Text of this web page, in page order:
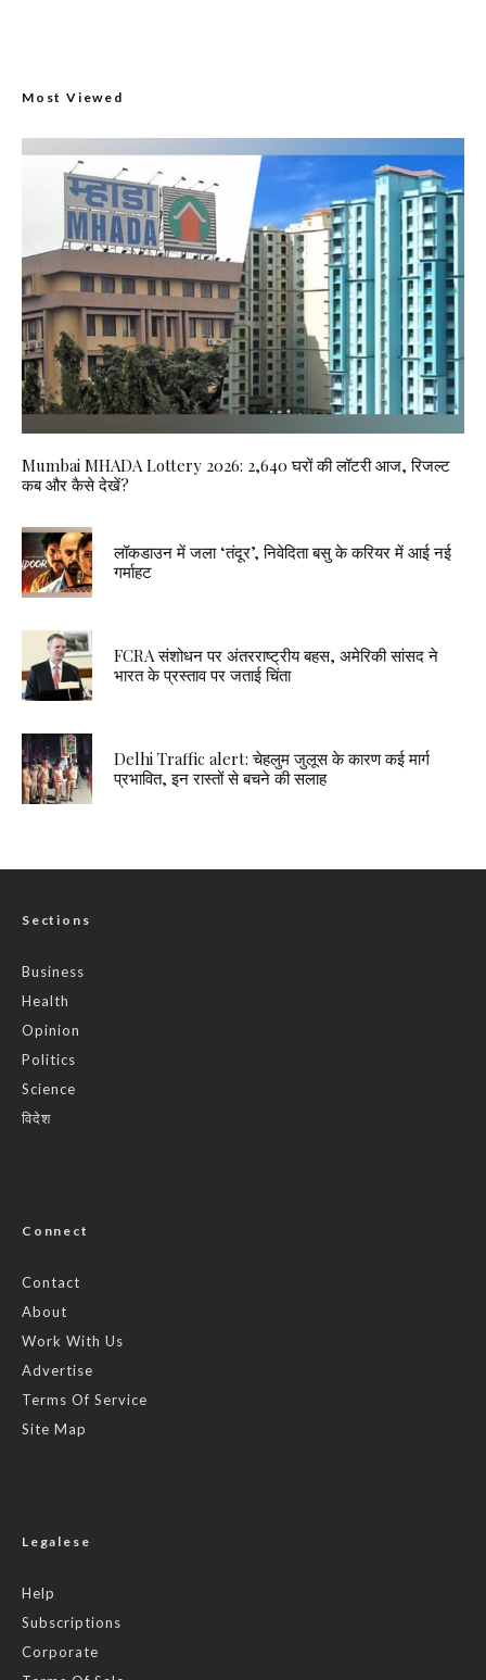
Most Viewed
Mumbai MHADA Lottery 2026: 2,640 घरों की लॉटरी आज, रिजल्ट
कब और कैसे देखें?
लॉकडाउन में जला ‘तंदूर’, निवेदिता बसु के करियर में आई नई
गर्माहट
FCRA संशोधन पर अंतरराष्ट्रीय बहस, अमेरिकी सांसद ने
भारत के प्रस्ताव पर जताई चिंता
Delhi Traffic alert: चेहलुम जुलूस के कारण कई मार्ग
प्रभावित, इन रास्तों से बचने की सलाह
Sections
Business
Health
Opinion
Politics
Science
विदेश
Connect
Contact
About
Work With Us
Advertise
Terms Of Service
Site Map
Legalese
Help
Subscriptions
Corporate